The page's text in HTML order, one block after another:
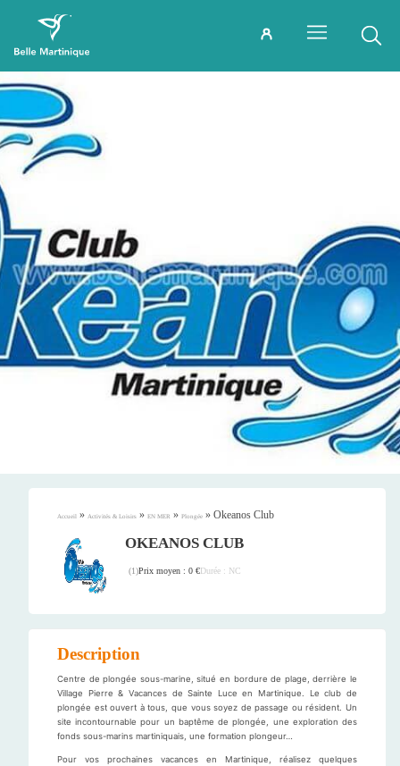
Accueil » Activités & Loisirs » EN MER » Plongée » Okeanos Club
OKEANOS CLUB
(1)Prix moyen : 0 €Durée : NC
Description
Centre de plongée sous-marine, situé en bordure de plage, derrière le
Village Pierre & Vacances de Sainte Luce en Martinique. Le club de
plongée est ouvert à tous, que vous soyez de passage ou résident. Un
site incontournable pour un baptême de plongée, une exploration des
fonds sous-marins martiniquais, une formation plongeur…
Pour vos prochaines vacances en Martinique, réalisez quelques